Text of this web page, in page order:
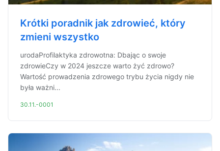
Krótki poradnik jak zdrowieć, który
zmieni wszystko
urodaProfilaktyka zdrowotna: Dbając o swoje
zdrowieCzy w 2024 jeszcze warto żyć zdrowo?
Wartość prowadzenia zdrowego trybu życia nigdy nie
była ważni...
30.11.-0001